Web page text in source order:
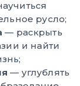
русло;
— раскрыть
и найти
— углублять